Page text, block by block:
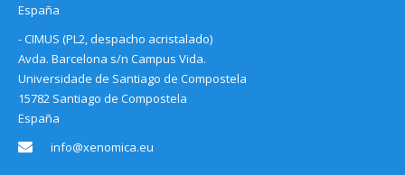
España
- CIMUS (PL2, despacho acristalado)
Avda. Barcelona s/n Campus Vida.
Universidade de Santiago de Compostela
15782 Santiago de Compostela
España
info@xenomica.eu